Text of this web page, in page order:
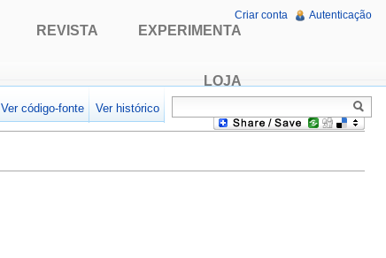
REVISTA EXPERIMENTA
LOJA
Criar conta Autenticação
Ver código-fonte Ver histórico